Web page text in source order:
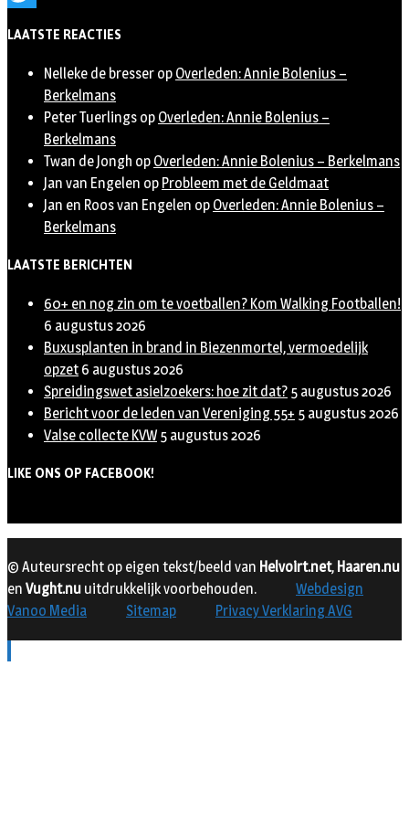
LAATSTE REACTIES
Nelleke de bresser op Overleden: Annie Bolenius –
Berkelmans
Peter Tuerlings op Overleden: Annie Bolenius –
Berkelmans
Twan de Jongh op Overleden: Annie Bolenius – Berkelmans
Jan van Engelen op Probleem met de Geldmaat
Jan en Roos van Engelen op Overleden: Annie Bolenius –
Berkelmans
LAATSTE BERICHTEN
60+ en nog zin om te voetballen? Kom Walking Footballen!
6 augustus 2026
Buxusplanten in brand in Biezenmortel, vermoedelijk
opzet 6 augustus 2026
Spreidingswet asielzoekers: hoe zit dat? 5 augustus 2026
Bericht voor de leden van Vereniging 55+ 5 augustus 2026
Valse collecte KVW 5 augustus 2026
LIKE ONS OP FACEBOOK!
© Auteursrecht op eigen tekst/beeld van Helvoirt.net, Haaren.nu
en Vught.nu uitdrukkelijk voorbehouden.
Webdesign
Vanoo Media
Sitemap Privacy Verklaring AVG